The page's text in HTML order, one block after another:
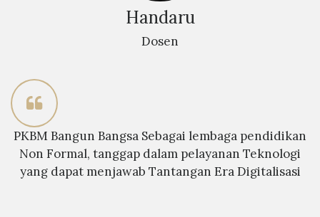
Handaru
Dosen
PKBM Bangun Bangsa Sebagai lembaga pendidikan
Non Formal, tanggap dalam pelayanan Teknologi
yang dapat menjawab Tantangan Era Digitalisasi